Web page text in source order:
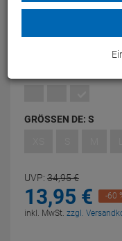
Mit dem Arena
GRÖSSEN DE: S
UVP: 34,95€
13,95 €
-60
inkl. MwSt. zzgl.